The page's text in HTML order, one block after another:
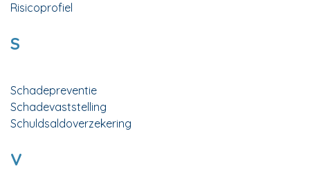
Risicoprofiel
S
Schadepreventie
Schadevaststelling
Schuldsaldoverzekering
V